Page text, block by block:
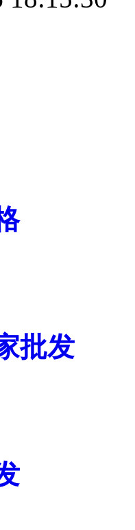
批发